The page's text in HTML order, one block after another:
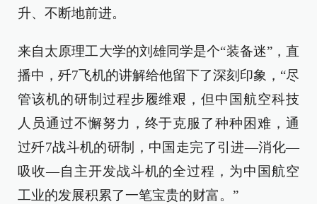
升、不断地前进。
来自太原理工大学的刘雄同学是个“装备迷”，直
播中，歼7飞机的讲解给他留下了深刻印象，“尽
管该机的研制过程步履维艰，但中国航空科技
人员通过不懈努力，终于克服了种种困难，通
过歼7战斗机的研制，中国走完了引进—消化—
吸收—自主开发战斗机的全过程，为中国航空
工业的发展积累了一笔宝贵的财富。”